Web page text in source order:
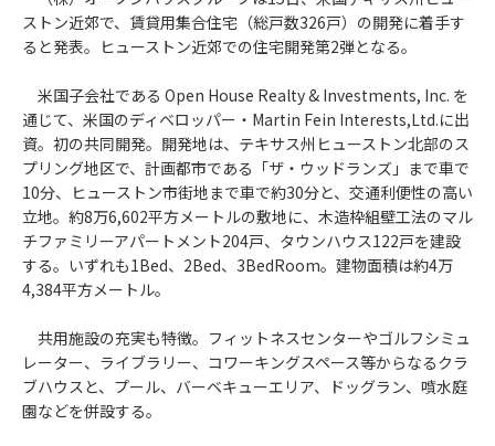
ストン近郊で、賃貸用集合住宅（総戸数326戸）の開発に着手す
ると発表。ヒューストン近郊での住宅開発第2弾となる。
米国子会社である Open House Realty & Investments, Inc. を
通じて、米国のディベロッパー・Martin Fein Interests,Ltd.に出
資。初の共同開発。開発地は、テキサス州ヒューストン北部のス
プリング地区で、計画都市である「ザ・ウッドランズ」まで車で
10分、ヒューストン市街地まで車で約30分と、交通利便性の高い
立地。約8万6,602平方メートルの敷地に、木造枠組壁工法のマル
チファミリーアパートメント204戸、タウンハウス122戸を建設
する。いずれも1Bed、2Bed、3BedRoom。建物面積は約4万
4,384平方メートル。
共用施設の充実も特徴。フィットネスセンターやゴルフシミュ
レーター、ライブラリー、コワーキングスペース等からなるクラ
ブハウスと、プール、バーベキューエリア、ドッグラン、噴水庭
園などを併設する。